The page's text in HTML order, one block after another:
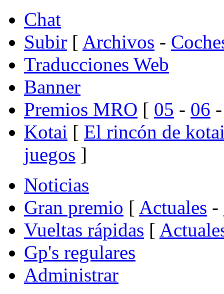
Chat
Subir [ Archivos -
Traducciones Web
Banner
Premios MRO [ 05 - 06
Kotai [ El rincón de
juegos ]
Noticias
Gran premio [ Actuales -
Vueltas rápidas [
Gp's regulares
Administrar